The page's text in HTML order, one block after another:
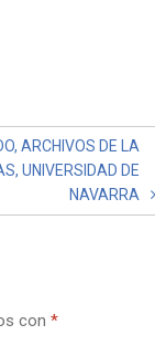
ARCHIVOS DE LA
UNIVERSIDAD DE
NAVARRA
con *